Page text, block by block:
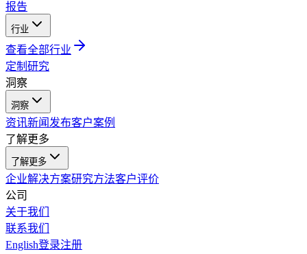
报告
行业
查看全部行业
定制研究
洞察
洞察
资讯新闻发布客户案例
了解更多
了解更多
企业解决方案研究方法客户评价
公司
关于我们
联系我们
English登录注册